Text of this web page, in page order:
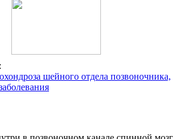
шейного отдела позвоночника,